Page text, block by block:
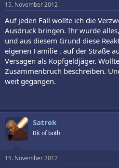
15. November 2012
Auf jeden Fall wollte ich die
Ausdruck bringen. Ihr wurde
und aus diesem Grund diese
eigenen Familie , auf der Straße
Versagen als Kopfgeldjäger.
Zusammenbruch beschreiben.
weit gegangen.
Satrek
Bit of both
15. November 2012